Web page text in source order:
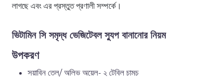
লাগছে এবং এর প্রস্তুত প্রণালী সম্পর্কে।
ভিটামিন সি সমৃদ্ধ ভেজিটেবল স্যুপ বানানোর নিয়ম
উপকরণ
সয়াবিন তেল/ অলিভ অয়েল- ২ টেবিল চামচ